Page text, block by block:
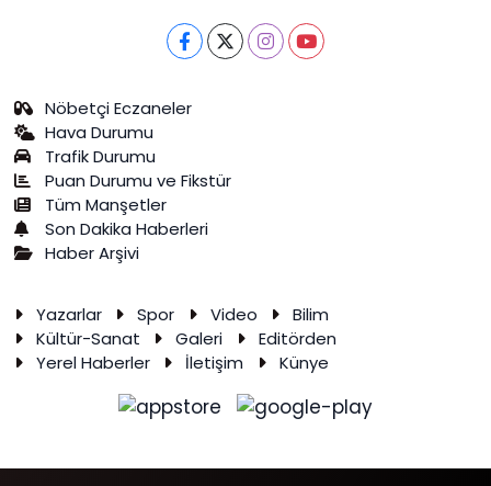
Nöbetçi Eczaneler
Hava Durumu
Trafik Durumu
Puan Durumu ve Fikstür
Tüm Manşetler
Son Dakika Haberleri
Haber Arşivi
Yazarlar Spor Video
Bilim
Kültür-Sanat
Galeri
Editörden
Yerel Haberler
İletişim Künye